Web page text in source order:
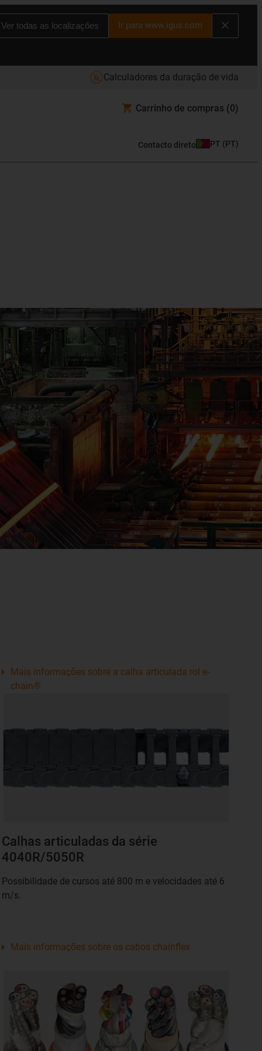
Ver todas as localizações Ir para www.igus.com
Calculadores da duração de vida
Carrinho de compras (0)
Contacto direto PT (PT)
Calhas articuladas da série
4040R/5050R
Possibilidade de cursos até 800 m e velocidades até 6
m/s.
Mais informações sobre a calha articulada rol e-
chain®
Mais informações sobre os cabos chainflex